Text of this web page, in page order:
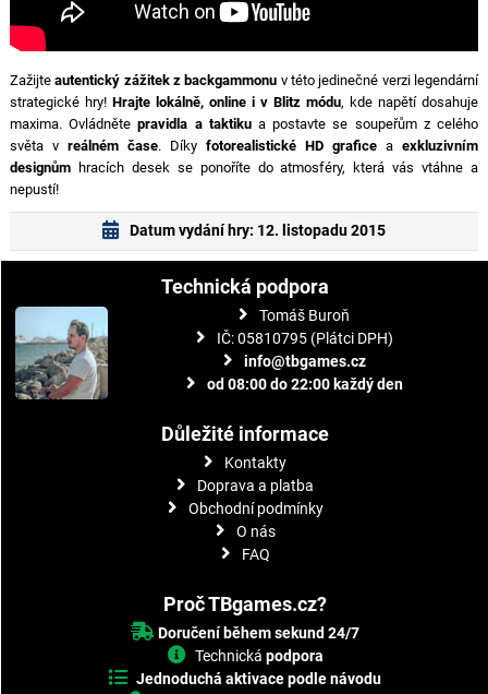
Zažijteautentický zážitek z backgammonu v této jedinečné verzi legendární
strategické hry! Hrajte lokálně, online i v Blitz módu, kde napětí dosahuje
maxima. Ovládnětepravidla a taktikua postavte se soupeřům z celého
světa v reálném čase. Díkyfotorealistické HD grafice aexkluzivním
designůmhracích desek se ponoříte do atmosféry, která vás vtáhne a
nepustí!
Datum vydání hry: 12. listopadu 2015
Technická podpora
Tomáš Buroň
IČ: 05810795 (Plátci DPH)
info@tbgames.cz
od 08:00 do 22:00 každý den
Důležité informace
Kontakty
Doprava a platba
Obchodní podmínky
O nás
FAQ
Proč TBgames.cz?
Doručení během sekund 24/7
Technická podpora
Jednoduchá aktivace podle návodu